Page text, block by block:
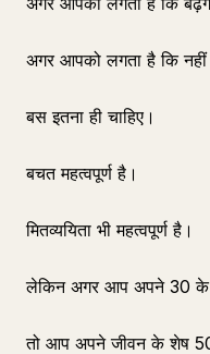
अगर आपको लगता है कि नहीं
बस इतना ही चाहिए।
बचत महत्वपूर्ण है।
मितव्ययिता भी महत्वपूर्ण है।
लेकिन अगर आप अपने 30 के
तो आप अपने जीवन के शेष 50